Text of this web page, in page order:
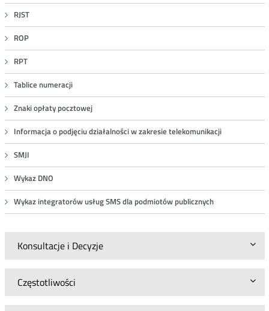
RJST
ROP
RPT
Tablice numeracji
Znaki opłaty pocztowej
Informacja o podjęciu działalności w zakresie telekomunikacji
SMJI
Wykaz DNO
Wykaz integratorów usług SMS dla podmiotów publicznych
Konsultacje i Decyzje
Częstotliwości